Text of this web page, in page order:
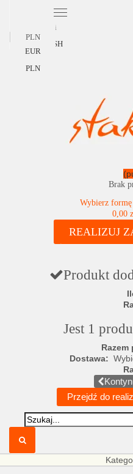
Polski
ENGLISH
PLN
EUR
PLN
Brak
Wybierz
0,00
REALIZUJ
Produkt
Jest 1
Dostawa:
Przejdź do